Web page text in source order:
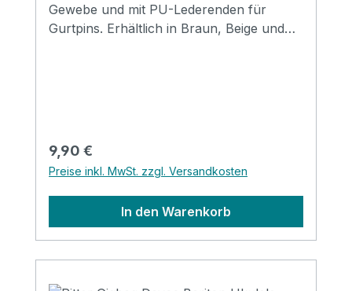
Gewebe und mit PU-Lederenden für
Gurtpins. Erhältlich in Braun, Beige und
Regulärer Preis:
9,90 €
Preise inkl. MwSt. zzgl. Versandkosten
In den Warenkorb